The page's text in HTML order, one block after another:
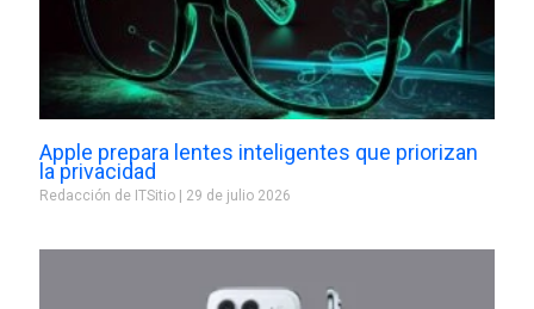
Apple prepara lentes inteligentes que priorizan
la privacidad
Redacción de ITSitio 29 de julio 2026